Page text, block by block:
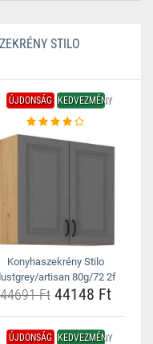
STILO
ÚJDONSÁG KEDVEZMÉNY
Konyhaszekrény Stilo
artisan 80g/72 2f
44691 Ft44148 Ft
ÚJDONSÁG KEDVEZMÉNY